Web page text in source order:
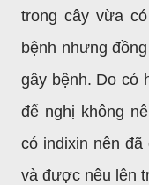
trong cây vừa
bệnh nhưng
gây bệnh. Do có
để nghị không
có indixin nên
và được nêu lên